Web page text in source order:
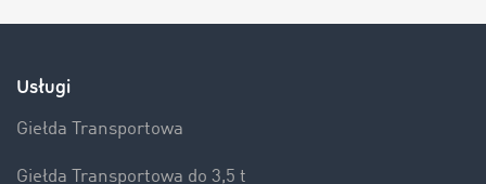
Usługi
Giełda Transportowa
Giełda Transportowa do 3,5 t